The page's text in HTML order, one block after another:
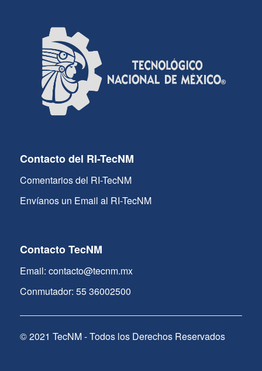
Contacto del RI-TecNM
Comentarios del RI-TecNM
Envíanos un Email al RI-TecNM
Contacto TecNM
Email: contacto@tecnm.mx
Conmutador: 55 36002500
© 2021 TecNM - Todos los Derechos Reservados